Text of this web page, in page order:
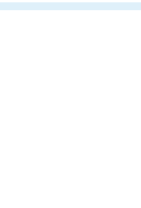
terrasses dessinent un